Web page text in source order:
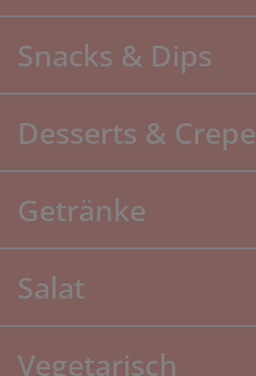
Snacks & Dips
Desserts &
Getränke
Salat
Vegetarisch